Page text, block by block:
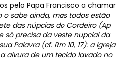
pelo Papa Francisco a chamar
sabe ainda, mas todos estão
das núpcias do Cordeiro (Ap
só precisa da veste nupcial da
Palavra (cf. Rm 10, 17): a Igreja
alvura de um tecido lavado no